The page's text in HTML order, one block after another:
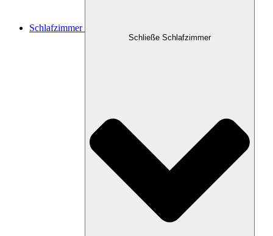
Schlafzimmer
Schließe Schlafzimmer